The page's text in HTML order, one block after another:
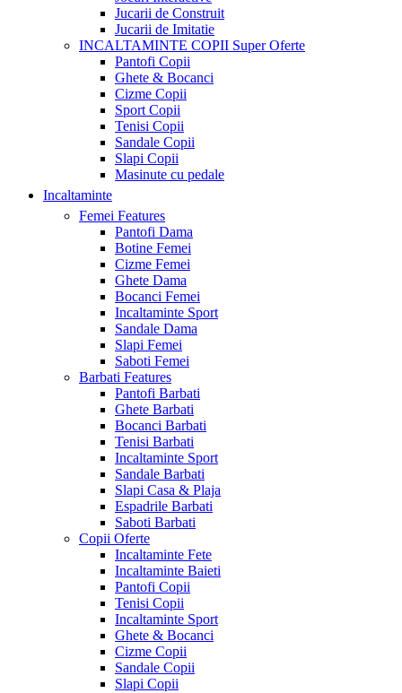
Jucarii de Construit
Jucarii de Imitatie
INCALTAMINTE COPII Super Oferte
Pantofi Copii
Ghete & Bocanci
Cizme Copii
Sport Copii
Tenisi Copii
Sandale Copii
Slapi Copii
Masinute cu pedale
Incaltaminte
Femei Features
Pantofi Dama
Botine Femei
Cizme Femei
Ghete Dama
Bocanci Femei
Incaltaminte Sport
Sandale Dama
Slapi Femei
Saboti Femei
Barbati Features
Pantofi Barbati
Ghete Barbati
Bocanci Barbati
Tenisi Barbati
Incaltaminte Sport
Sandale Barbati
Slapi Casa & Plaja
Espadrile Barbati
Saboti Barbati
Copii Oferte
Incaltaminte Fete
Incaltaminte Baieti
Pantofi Copii
Tenisi Copii
Incaltaminte Sport
Ghete & Bocanci
Cizme Copii
Sandale Copii
Slapi Copii